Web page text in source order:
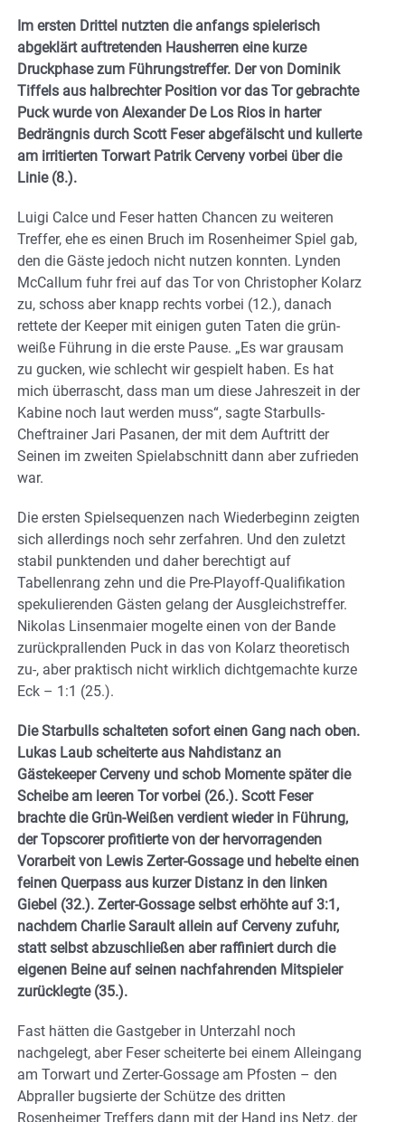
Im ersten Drittel nutzten die anfangs spielerisch
abgeklärt auftretenden Hausherren eine kurze
Druckphase zum Führungstreffer. Der von Dominik
Tiffels aus halbrechter Position vor das Tor gebrachte
Puck wurde von Alexander De Los Rios in harter
Bedrängnis durch Scott Feser abgefälscht und kullerte
am irritierten Torwart Patrik Cerveny vorbei über die
Linie (8.).
Luigi Calce und Feser hatten Chancen zu weiteren
Treffer, ehe es einen Bruch im Rosenheimer Spiel gab,
den die Gäste jedoch nicht nutzen konnten. Lynden
McCallum fuhr frei auf das Tor von Christopher Kolarz
zu, schoss aber knapp rechts vorbei (12.), danach
rettete der Keeper mit einigen guten Taten die grün-
weiße Führung in die erste Pause. „Es war grausam
zu gucken, wie schlecht wir gespielt haben. Es hat
mich überrascht, dass man um diese Jahreszeit in der
Kabine noch laut werden muss“, sagte Starbulls-
Cheftrainer Jari Pasanen, der mit dem Auftritt der
Seinen im zweiten Spielabschnitt dann aber zufrieden
war.
Die ersten Spielsequenzen nach Wiederbeginn zeigten
sich allerdings noch sehr zerfahren. Und den zuletzt
stabil punktenden und daher berechtigt auf
Tabellenrang zehn und die Pre-Playoff-Qualifikation
spekulierenden Gästen gelang der Ausgleichstreffer.
Nikolas Linsenmaier mogelte einen von der Bande
zurückprallenden Puck in das von Kolarz theoretisch
zu-, aber praktisch nicht wirklich dichtgemachte kurze
Eck – 1:1 (25.).
Die Starbulls schalteten sofort einen Gang nach oben.
Lukas Laub scheiterte aus Nahdistanz an
Gästekeeper Cerveny und schob Momente später die
Scheibe am leeren Tor vorbei (26.). Scott Feser
brachte die Grün-Weißen verdient wieder in Führung,
der Topscorer profitierte von der hervorragenden
Vorarbeit von Lewis Zerter-Gossage und hebelte einen
feinen Querpass aus kurzer Distanz in den linken
Giebel (32.). Zerter-Gossage selbst erhöhte auf 3:1,
nachdem Charlie Sarault allein auf Cerveny zufuhr,
statt selbst abzuschließen aber raffiniert durch die
eigenen Beine auf seinen nachfahrenden Mitspieler
zurücklegte (35.).
Fast hätten die Gastgeber in Unterzahl noch
nachgelegt, aber Feser scheiterte bei einem Alleingang
am Torwart und Zerter-Gossage am Pfosten – den
Abpraller bugsierte der Schütze des dritten
Rosenheimer Treffers dann mit der Hand ins Netz, der